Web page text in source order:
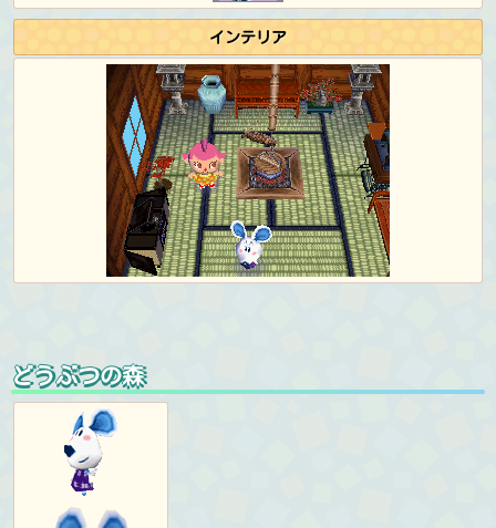
インテリア
どうぶつの森